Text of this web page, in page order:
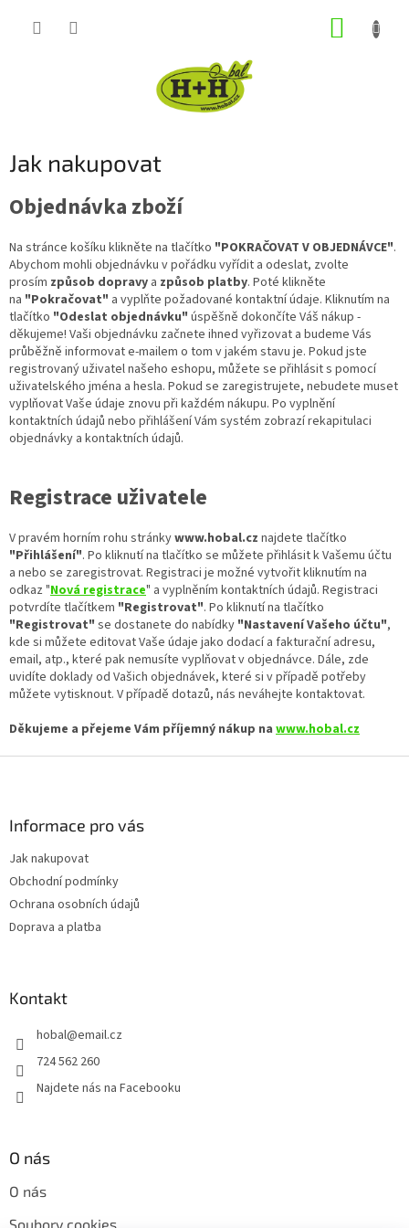
Jak nakupovat
Objednávka zboží
Na stránce košíku klikněte na tlačítko "POKRAČOVAT V OBJEDNÁVCE".
Abychom mohli objednávku v pořádku vyřídit a odeslat, zvolte
prosím způsob dopravy a způsob platby. Poté klikněte
na "Pokračovat" a vyplňte požadované kontaktní údaje. Kliknutím na
tlačítko "Odeslat objednávku" úspěšně dokončíte Váš nákup -
děkujeme! Vaši objednávku začnete ihned vyřizovat a budeme Vás
průběžně informovat e-mailem o tom v jakém stavu je. Pokud jste
registrovaný uživatel našeho eshopu, můžete se přihlásit s pomocí
uživatelského jména a hesla. Pokud se zaregistrujete, nebudete muset
vyplňovat Vaše údaje znovu při každém nákupu. Po vyplnění
kontaktních údajů nebo přihlášení Vám systém zobrazí rekapitulaci
objednávky a kontaktních údajů.
Registrace uživatele
V pravém horním rohu stránkywww.hobal.cz najdete tlačítko
"Přihlášení". Po kliknutí na tlačítko se můžete přihlásit k Vašemu účtu
a nebo se zaregistrovat. Registraci je možné vytvořit kliknutím na
odkaz "Nová registrace" a vyplněním kontaktních údajů. Registraci
potvrdíte tlačítkem "Registrovat". Po kliknutí na tlačítko
"Registrovat" se dostanete do nabídky "Nastavení Vašeho účtu",
kde si můžete editovat Vaše údaje jako dodací a fakturační adresu,
email, atp., které pak nemusíte vyplňovat v objednávce. Dále, zde
uvidíte doklady od Vašich objednávek, které si v případě potřeby
můžete vytisknout. V případě dotazů, nás neváhejte kontaktovat.
Děkujeme a přejeme Vám příjemný nákup na www.hobal.cz
Informace pro vás
Jak nakupovat
Obchodní podmínky
Ochrana osobních údajů
Doprava a platba
Kontakt
hobal@email.cz
724 562 260
Najdete nás na Facebooku
O nás
O nás
Soubory cookies